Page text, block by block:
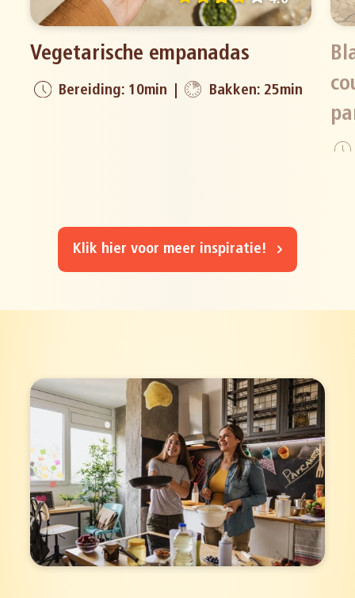
Vegetarische empanadas
Bereiding: 10min Bakken: 25min
Klik hier voor meer inspiratie!